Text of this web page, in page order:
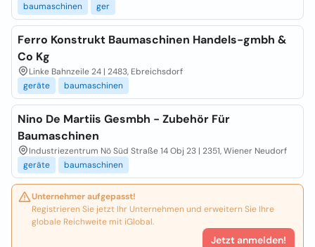
baumaschinen
ger
Ferro Konstrukt Baumaschinen Handels-gmbh &
Co Kg
Linke Bahnzeile 24 | 2483, Ebreichsdorf
geräte
baumaschinen
Nino De Martiis Gesmbh - Zubehör Für
Baumaschinen
Industriezentrum Nö Süd Straße 14 Obj 23 | 2351, Wiener Neudorf
geräte
baumaschinen
Unternehmer aufgepasst!
Registrieren Sie jetzt Ihr Unternehmen und erweitern Sie Ihre
globale Reichweite mit iGlobal.
Jetzt anmelden!